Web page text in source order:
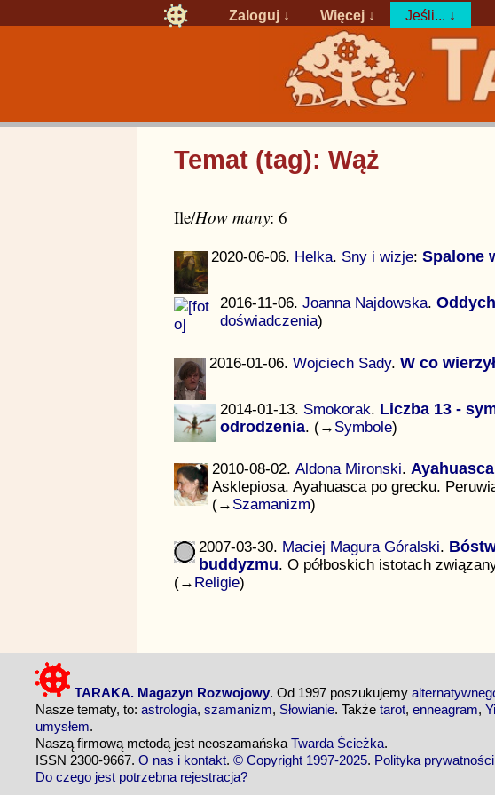
Zaloguj ↓ Więcej ↓ Jeśli... ↓
Temat (tag): Wąż
Ile/How many: 6
2020-06-06. Helka. Sny i wizje: Spalone
2016-11-06. Joanna Najdowska.
doświadczenia)
2016-01-06.Wojciech Sady.W co
2014-01-13. Smokorak. Liczba 13 -
odrodzenia. (→ Symbole)
2010-08-02. Aldona Mironski.
Asklepiosa. Ayahuasca po grecku.
(→ Szamanizm)
2007-03-30. Maciej Magura Góralski.
buddyzmu. O półboskich istotach
(→ Religie)
TARAKA. Magazyn Rozwojowy. Od 1997 poszukujemy
Nasze tematy, to: astrologia, szamanizm, Słowianie. Także tarot, enneagram,
umysłem.
Naszą firmową metodą jest neoszamańska Twarda Ścieżka.
ISSN 2300-9667. O nas i kontakt. © Copyright 1997-2025. Polityka prywatności
Do czego jest potrzebna rejestracja?